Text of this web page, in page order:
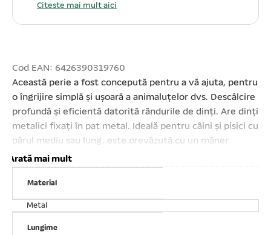
Citeste mai mult aici
Cod EAN: 6426390319760
Această perie a fost concepută pentru a vă ajuta, pentru
o îngrijire simplă și ușoară a animaluțelor dvs. Descâlcire
profundă și eficientă datorită rândurile de dinți. Are dinți
metalici fixați în pat metal. Ideală pentru câini și pisici cu
părul mediu sau lung. este prevăzută cu un mâner
ergonomic din lemn, comfortabil pentru aderență
maximă. Lățimea țesalei – 12 cm. Lungimea țesalei – 18,
5 cm. Ghid de utilizare perie:Asigurați- vă că blana
câinelui dvs. este complet uscată. Periați încet animalul
dvs. în sensul creșterii părului. Faceți mișcări lungi și
suple și evitați să treceți de mai multe ori în același loc.
Arată mai mult
Material
Metal
Lungime